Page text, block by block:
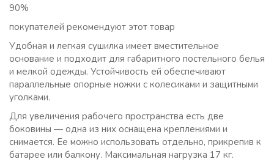
90%
покупателей рекомендуют этот товар
Удобная и легкая сушилка имеет вместительное
основание и подходит для габаритного постельного белья
и мелкой одежды. Устойчивость ей обеспечивают
параллельные опорные ножки с колесиками и защитными
уголками.
Для увеличения рабочего пространства есть две
боковины — одна из них оснащена креплениями и
снимается. Ее можно использовать отдельно, прикрепив к
батарее или балкону. Максимальная нагрузка 17 кг.